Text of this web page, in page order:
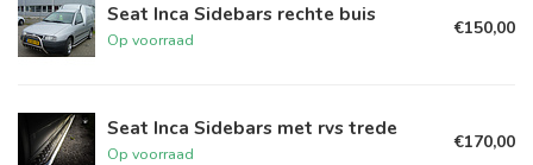
Seat Inca Sidebars rechte buis
Op voorraad
€150,00
Seat Inca Sidebars met rvs trede
Op voorraad
€170,00